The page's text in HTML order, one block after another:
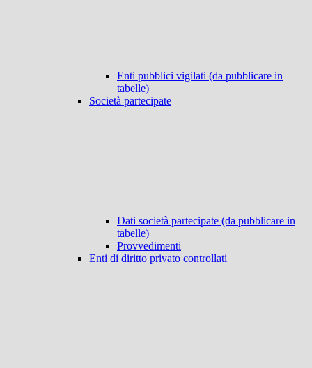
Enti pubblici vigilati (da pubblicare in
tabelle)
Società partecipate
Dati società partecipate (da pubblicare in
tabelle)
Provvedimenti
Enti di diritto privato controllati